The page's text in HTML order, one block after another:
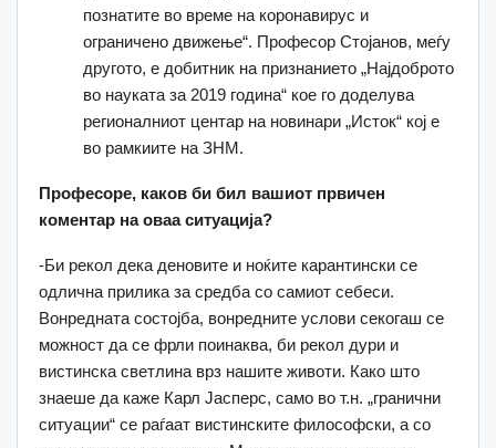
познатите во време на коронавирус и
ограничено движење“. Професор Стојанов, меѓу
другото, е добитник на признанието „Најдоброто
во науката за 2019 година“ кое го доделува
регионалниот центар на новинари „Исток“ кој е
во рамкиите на ЗНМ.
Професоре, каков би бил вашиот првичен
коментар на оваа ситуација?
-Би рекол дека деновите и ноќите карантински се
одлична прилика за средба со самиот себеси.
Вонредната состојба, вонредните услови секогаш се
можност да се фрли поинаква, би рекол дури и
вистинска светлина врз нашите животи. Како што
знаеше да каже Карл Јасперс, само во т.н. „гранични
ситуации“ се раѓаат вистинските философски, а со